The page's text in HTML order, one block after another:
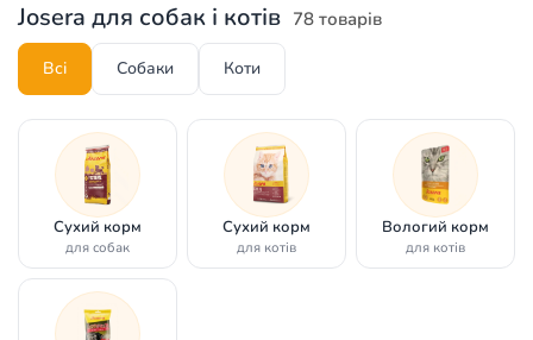
Josera для собак і котів 78 товарів
Всі Собаки Коти
Сухий корм
для собак
Сухий корм
для котів
Вологий корм
для котів